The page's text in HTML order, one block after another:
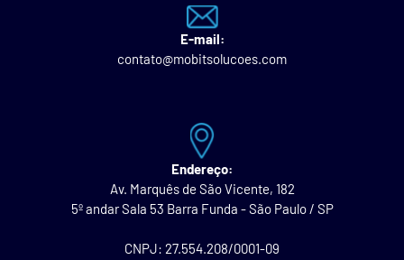
E-mail:
contato@mobitsolucoes.com
Endereço:
Av. Marquês de São Vicente, 182
5º andar Sala 53 Barra Funda - São Paulo / SP
CNPJ: 27.554.208/0001-09